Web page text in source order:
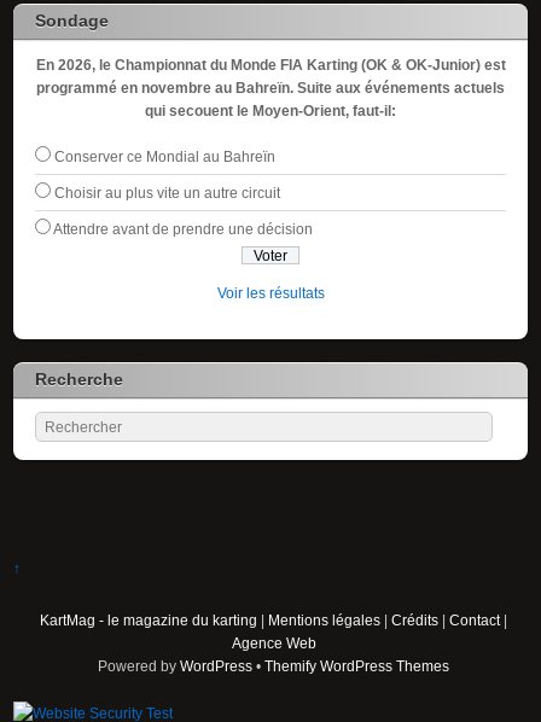
Sondage
En 2026, le Championnat du Monde FIA Karting (OK & OK-Junior) est
programmé en novembre au Bahreïn. Suite aux événements actuels
qui secouent le Moyen-Orient, faut-il:
Conserver ce Mondial au Bahreïn
Choisir au plus vite un autre circuit
Attendre avant de prendre une décision
Voir les résultats
Recherche
↑
KartMag - le magazine du karting | Mentions légales | Crédits | Contact|
Agence Web
Powered by WordPress • Themify WordPress Themes